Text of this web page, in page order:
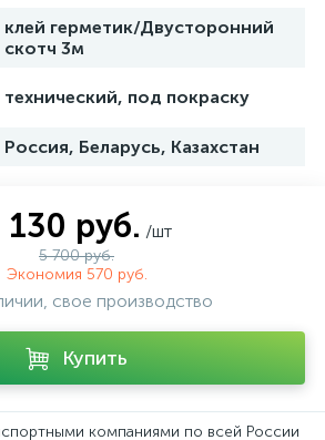
клей герметик/Двусторонний
скотч 3м
технический, под покраску
Россия, Беларусь, Казахстан
130 руб. /шт
5 700 руб.
Экономия 570 руб.
свое производство
Купить
компаниями по всей России